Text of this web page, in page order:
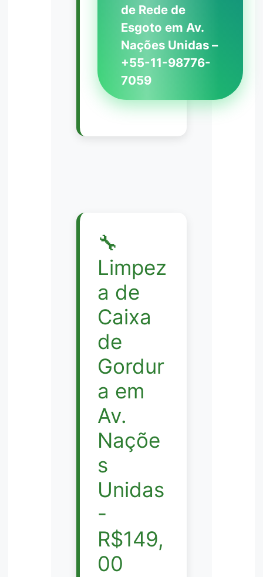
de Rede de
Esgoto em Av.
Nações Unidas –
+55-11-98776-
7059
🔧
Limpez
a de
Caixa
de
Gordur
a em
Av.
Naçõe
s
Unidas
-
R$149,
00